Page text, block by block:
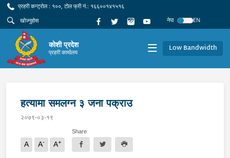
प्रहरी कन्ट्रोल : १००, टोल फ्री नं.: १६६००१४१५१६
नेपा
EN
कोशी प्रदेश
प्रहरी कार्यालय Low Bandwidth
हत्यामा समलग्न ३ जना पक्राउ
२०७९-०३-१९
A A- A+
Share